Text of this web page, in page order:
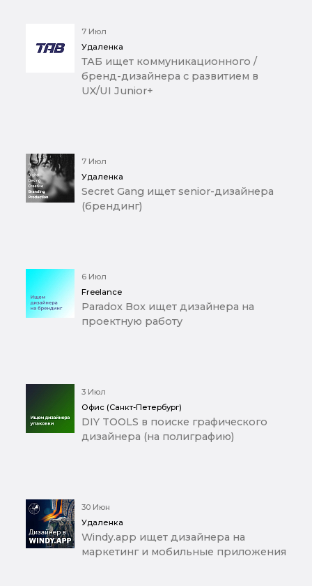
7 Июл
Удаленка
ТАБ ищет коммуникационного /
бренд-дизайнера с развитием в
UX/UI Junior+
7 Июл
Удаленка
Secret Gang ищет senior-дизайнера
(брендинг)
6 Июл
Freelance
Paradox Box ищет дизайнера на
проектную работу
3 Июл
Офис (Санкт-Петербург)
DIY TOOLS в поиске графического
дизайнера (на полиграфию)
30 Июн
Удаленка
Windy.app ищет дизайнера на
маркетинг и мобильные приложения